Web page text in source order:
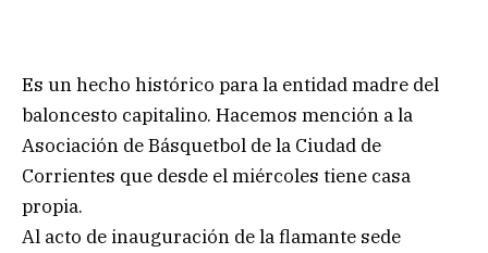
Es un hecho histórico para la entidad madre del
baloncesto capitalino. Hacemos mención a la
Asociación de Básquetbol de la Ciudad de
Corrientes que desde el miércoles tiene casa
propia.
Al acto de inauguración de la flamante sede